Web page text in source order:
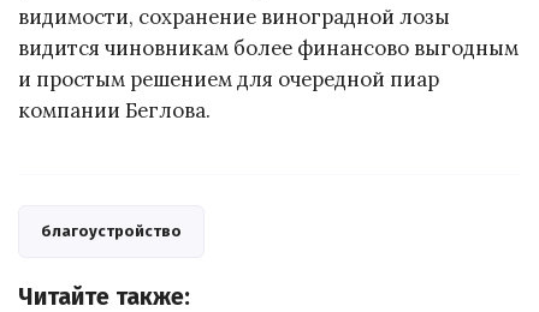
видимости, сохранение виноградной лозы
видится чиновникам более финансово выгодным
и простым решением для очередной пиар
компании Беглова.
благоустройство
Читайте также: